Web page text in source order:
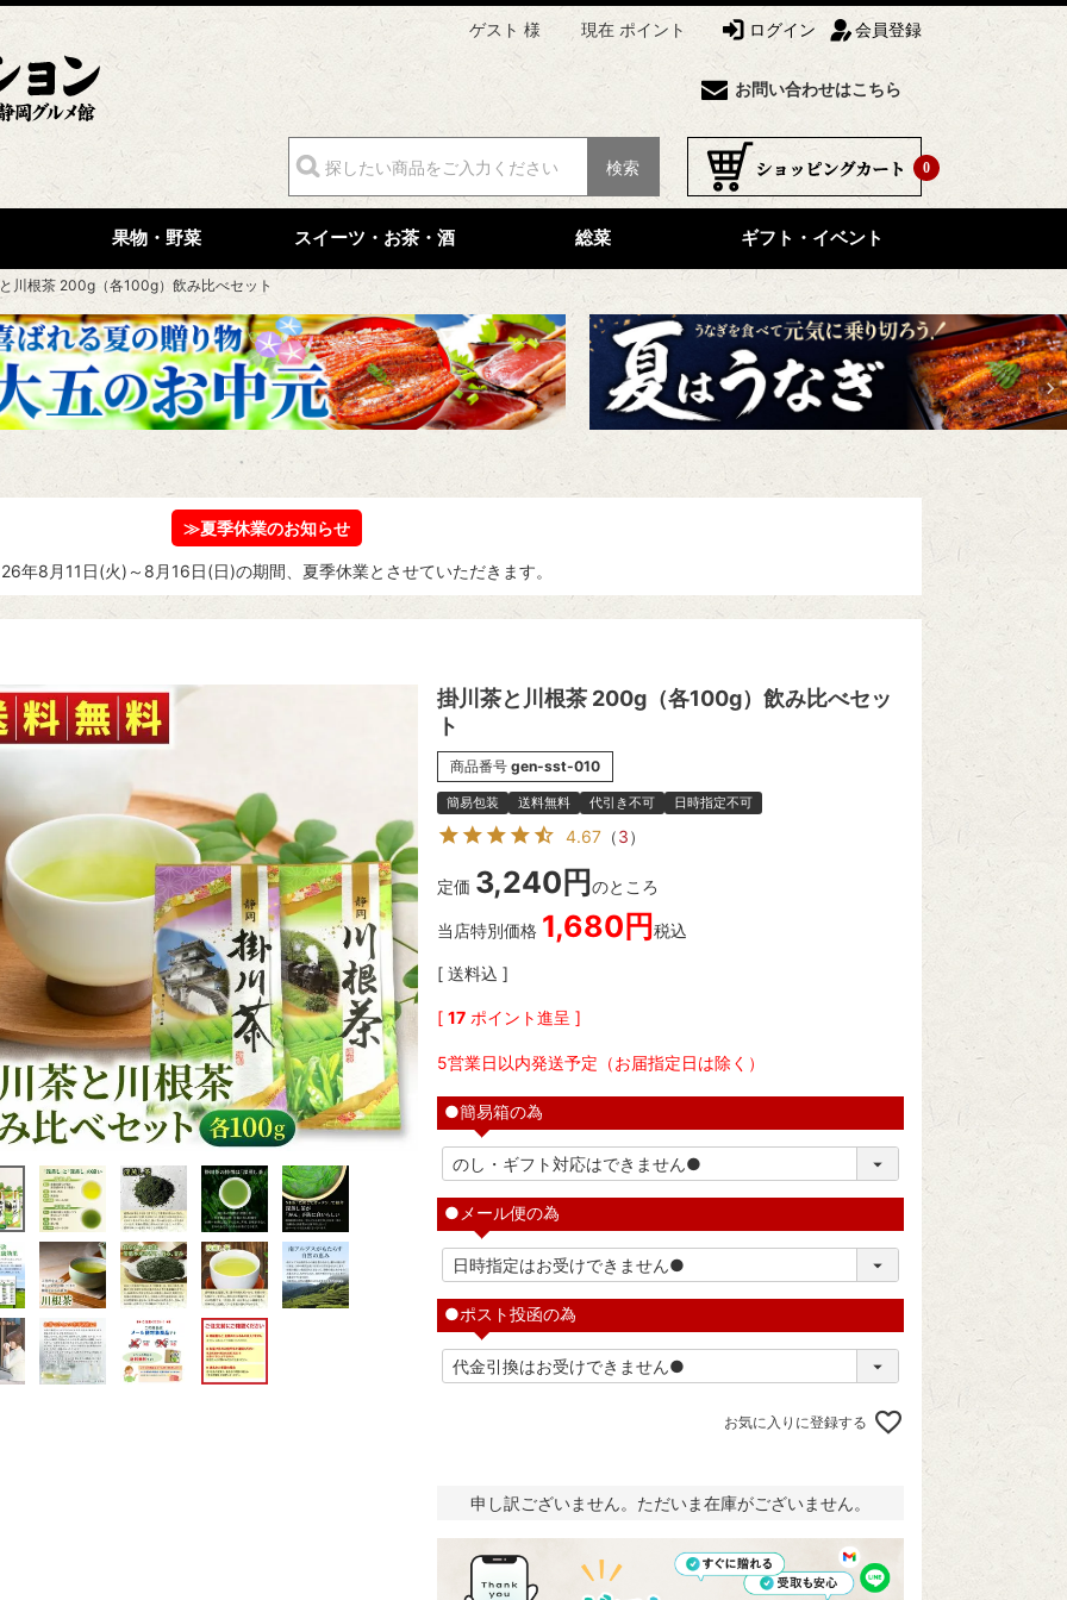
ゲスト 様 現在 ポイント ログイン 会員登録
お問い合わせはこちら
0
検索
果物・野菜 スイーツ・お茶・酒 総菜 ギフト・イベント
川根茶 200g（各100g）飲み比べセット
≫夏季休業のお知らせ
年8月11日(火)～8月16日(日)の期間、夏季休業とさせていただきます。
掛川茶と川根茶 200g（各100g）飲み比べセッ
ト
商品番号 gen-sst-010
簡易包装 送料無料 代引き不可 日時指定不可
4.67 （3）
定価 3,240 のところ
当店特別価格 1,680 税込
送料込
[ 17 ポイント進呈 ]
5営業日以内発送予定（お届指定日は除く）
●簡易箱の為
●メール便の為
●ポスト投函の為
お気に入りに登録する
申し訳ございません。ただいま在庫がございません。